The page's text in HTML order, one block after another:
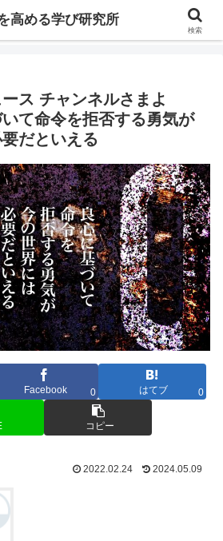
について研究し、セミナーや情報（ブログ、動
ース チャンネルさまよ
て命令を拒否する勇気が
だといえる
Facebook 0 はてブ 0
コピー
2022.02.24 2024.05.09
高める学び研究所
検索